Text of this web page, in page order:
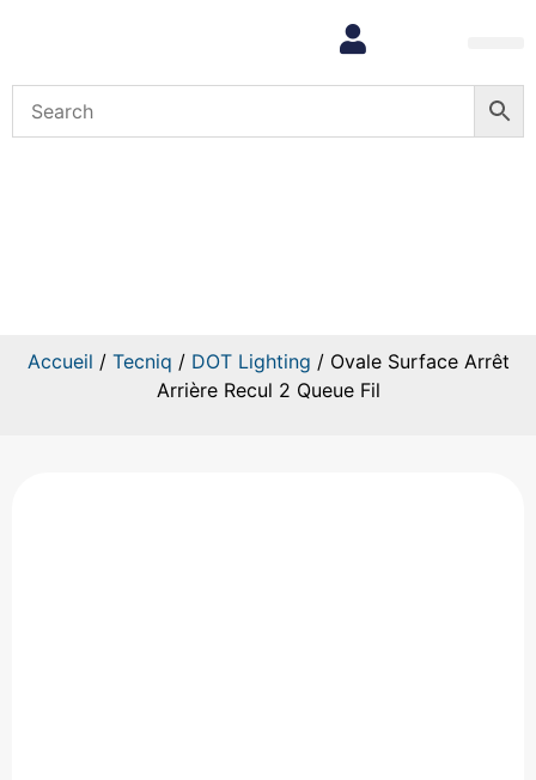
Accueil / Tecniq / DOT Lighting / Ovale Surface Arrêt
Arrière Recul 2 Queue Fil